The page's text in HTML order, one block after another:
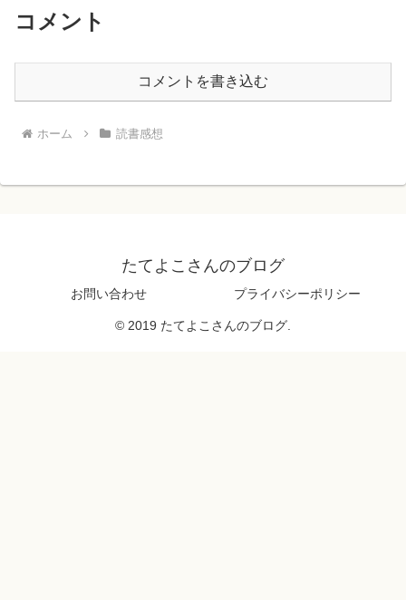
コメント
コメントを書き込む
ホーム 読書感想
たてよこさんのブログ
お問い合わせ プライバシーポリシー
© 2019 たてよこさんのブログ.